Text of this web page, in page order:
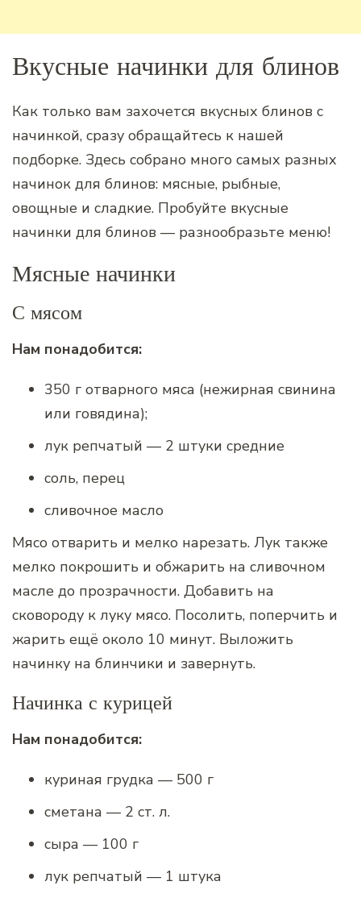
Вкусные начинки для блинов
Как только вам захочется вкусных блинов с
начинкой, сразу обращайтесь к нашей
подборке. Здесь собрано много самых разных
начинок для блинов: мясные, рыбные,
овощные и сладкие. Пробуйте вкусные
начинки для блинов — разнообразьте меню!
Мясные начинки
С мясом
Нам понадобится:
350 г отварного мяса (нежирная свинина
или говядина);
лук репчатый — 2 штуки средние
соль, перец
сливочное масло
Мясо отварить и мелко нарезать. Лук также
мелко покрошить и обжарить на сливочном
масле до прозрачности. Добавить на
сковороду к луку мясо. Посолить, поперчить и
жарить ещё около 10 минут. Выложить
начинку на блинчики и завернуть.
Начинка с курицей
Нам понадобится:
куриная грудка — 500 г
сметана — 2 ст. л.
сыра — 100 г
лук репчатый — 1 штука